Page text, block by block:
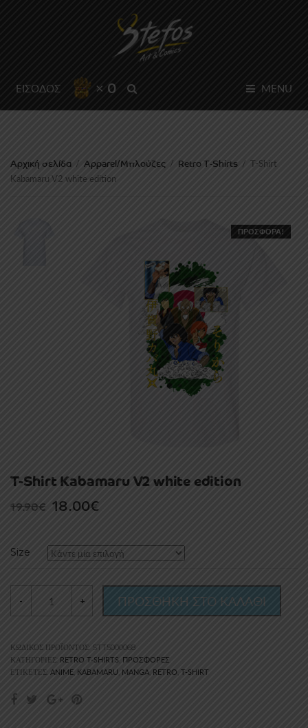
ΕΙΣΟΔΟΣ × 0 MENU
Αρχική σελίδα / Apparel/Μπλούζες / Retro T-Shirts / T-Shirt
Kabamaru V2 white edition
ΠΡΟΣΦΟΡΆ!
T-Shirt Kabamaru V2 white edition
19.90€ Original
was:
18.00€Current
is:
Size
- + ΠΡΟΣΘΗΚΗ ΣΤΟ ΚΑΛΑΘΙ
ΚΩΔΙΚΌΣ ΠΡΟΪΌΝΤΟΣ: STT5000068
ΚΑΤΗΓΟΡΊΕΣ: RETRO T-SHIRTS, ΠΡΟΣΦΟΡΈΣ
ΕΤΙΚΈΤΕΣ: ANIME, KABAMARU, MANGA, RETRO, T-SHIRT